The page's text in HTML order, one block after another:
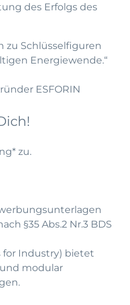
des Erfolgs des
zu Schlüsselfiguren
Energiewende.“
ESFORIN
zu.
§35 Abs.2 Nr.3 BDS
for Industry) bietet
modular